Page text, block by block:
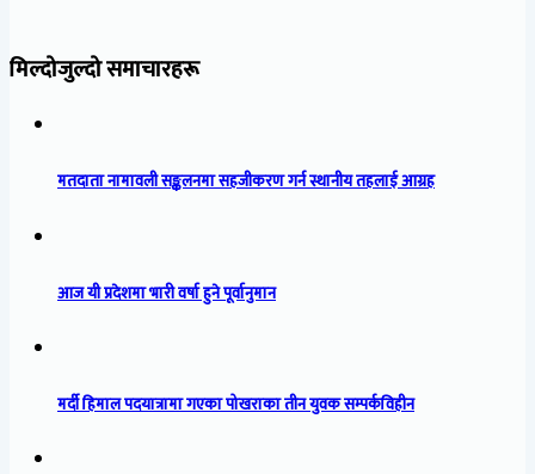
मिल्दोजुल्दो समाचारहरू
मतदाता नामावली सङ्कलनमा सहजीकरण गर्न स्थानीय तहलाई आग्रह
आज यी प्रदेशमा भारी वर्षा हुने पूर्वानुमान
मर्दी हिमाल पदयात्रामा गएका पोखराका तीन युवक सम्पर्कविहीन